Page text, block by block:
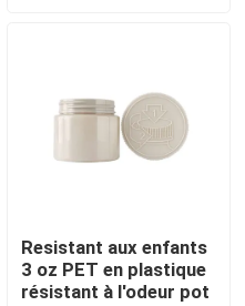
Resistant aux enfants
3 oz PET en plastique
résistant à l'odeur pot